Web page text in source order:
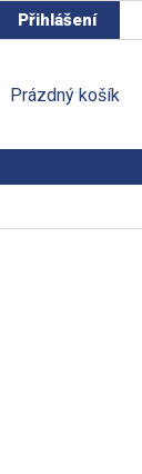
Přihlášení
NÁKUPNÍ
Prázdný košík